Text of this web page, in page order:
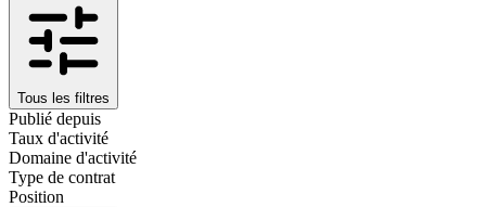
Tous les filtres
Publié depuis
Taux d'activité
Domaine d'activité
Type de contrat
Position